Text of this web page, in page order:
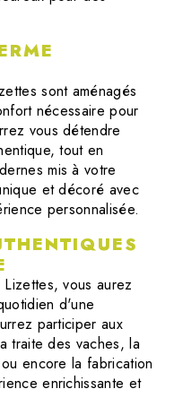
sont aménagés
nécessaire pour
vous détendre
tout en
mis à votre
et décoré avec
personnalisée.
vous aurez
d'une
participer aux
traite des vaches, la
encore la fabrication
enrichissante et